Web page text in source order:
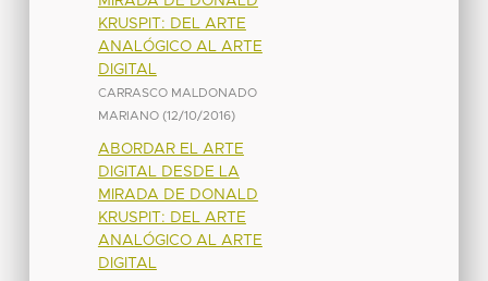
KRUSPIT: DEL ARTE
ANALÓGICO AL ARTE
DIGITAL
CARRASCO MALDONADO
MARIANO (12/10/2016)
ABORDAR EL ARTE
DIGITAL DESDE LA
MIRADA DE DONALD
KRUSPIT: DEL ARTE
ANALÓGICO AL ARTE
DIGITAL